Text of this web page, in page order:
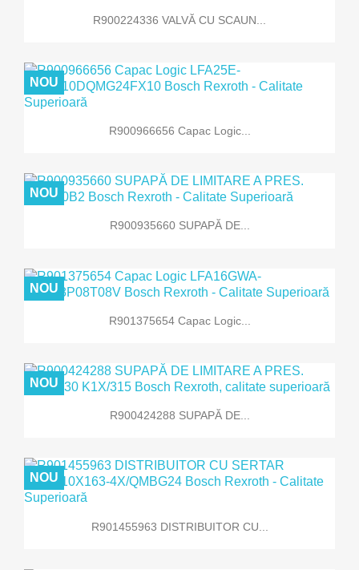
R900224336 VALVĂ CU SCAUN...
R900966656 Capac Logic...
NOU
R900935660 SUPAPĂ DE...
NOU
R901375654 Capac Logic...
NOU
R900424288 SUPAPĂ DE...
NOU
R901455963 DISTRIBUITOR CU...
NOU